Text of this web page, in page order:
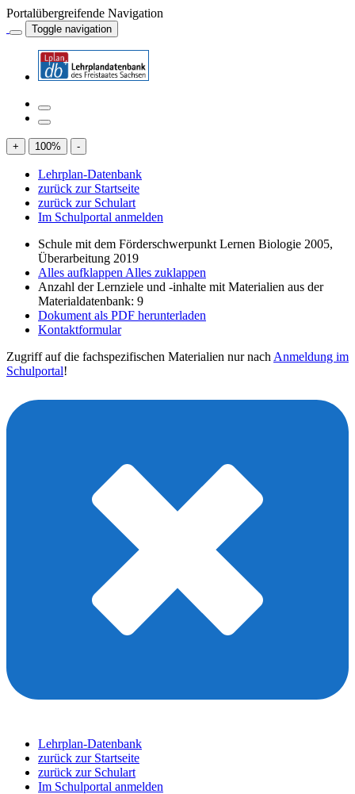
Portalübergreifende Navigation
Toggle navigation
+ 100% -
Lehrplan-Datenbank
zurück zur Startseite
zurück zur Schulart
Im Schulportal anmelden
Schule mit dem Förderschwerpunkt Lernen Biologie 2005,
Überarbeitung 2019
Alles aufklappen Alles zuklappen
Anzahl der Lernziele und -inhalte mit Materialien aus der
Materialdatenbank: 9
Dokument als PDF herunterladen
Kontaktformular
Zugriff auf die fachspezifischen Materialien nur nach Anmeldung im
Schulportal!
Lehrplan-Datenbank
zurück zur Startseite
zurück zur Schulart
Im Schulportal anmelden